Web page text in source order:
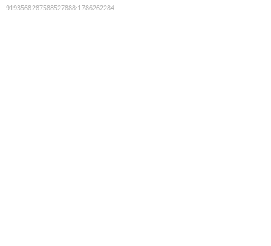
9193568287588527888:1786262284